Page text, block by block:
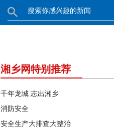
湘乡网特别推荐
千年龙城 志出湘乡
消防安全
安全生产大排查大整治